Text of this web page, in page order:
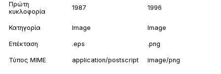
Πρώτη
κυκλοφορία
1987 1996
Κατηγορία Image Image
Επέκταση .eps .png
Τύπος MIME application/postscript image/png